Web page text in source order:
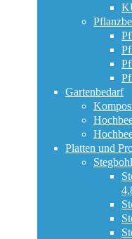
Gartenbedarf
Platten und